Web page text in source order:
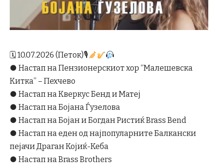
🗓 10.07.2026 (Петок)🎙
● Настап на Пензионерскиот хор “Малешевска
Китка” – Пехчево
● Настап на Кверкус Бенд и Матеј
● Настап на Бојана Ѓузелова
● Настап на Бојан и Богдан Ристиќ Brass Bend
● Настап на еден од најпопуларните Балкански
пејачи Драган Којиќ-Кеба
● Настап на Brass Brothers